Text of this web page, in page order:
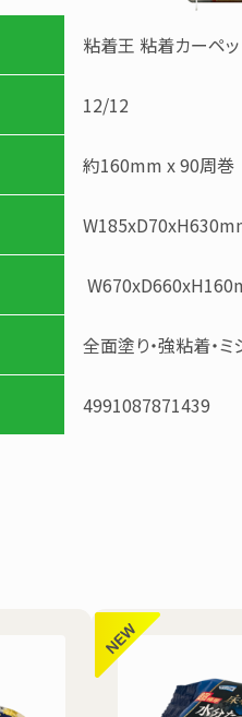
粘着王 粘着カーペ
12/12
約160mm x 90周巻
全面塗り・強粘着・
4991087871439